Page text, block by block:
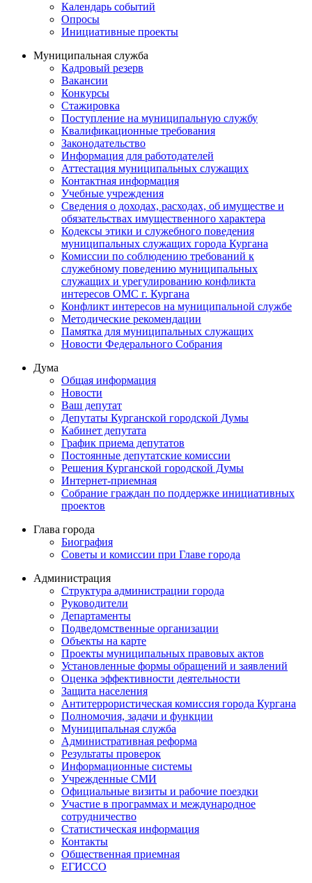
Календарь событий
Опросы
Инициативные проекты
Муниципальная служба
Кадровый резерв
Вакансии
Конкурсы
Стажировка
Поступление на муниципальную службу
Квалификационные требования
Законодательство
Информация для работодателей
Аттестация муниципальных служащих
Контактная информация
Учебные учреждения
Сведения о доходах, расходах, об имуществе и
обязательствах имущественного характера
Кодексы этики и служебного поведения
муниципальных служащих города Кургана
Комиссии по соблюдению требований к
служебному поведению муниципальных
служащих и урегулированию конфликта
интересов ОМС г. Кургана
Конфликт интересов на муниципальной службе
Методические рекомендации
Памятка для муниципальных служащих
Новости Федерального Cобрания
Дума
Общая информация
Новости
Ваш депутат
Депутаты Курганской городской Думы
Кабинет депутата
График приема депутатов
Постоянные депутатские комиссии
Решения Курганской городской Думы
Интернет-приемная
Собрание граждан по поддержке инициативных
проектов
Глава города
Биография
Советы и комиссии при Главе города
Администрация
Структура администрации города
Руководители
Департаменты
Подведомственные организации
Объекты на карте
Проекты муниципальных правовых актов
Установленные формы обращений и заявлений
Оценка эффективности деятельности
Защита населения
Антитеррористическая комиссия города Кургана
Полномочия, задачи и функции
Муниципальная служба
Административная реформа
Результаты проверок
Информационные системы
Учрежденные СМИ
Официальные визиты и рабочие поездки
Участие в программах и международное
сотрудничество
Статистическая информация
Контакты
Общественная приемная
ЕГИССО